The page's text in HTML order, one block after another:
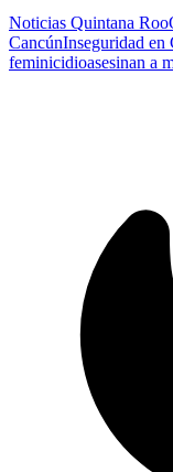
Noticias Quintana Roo
CancúnInseguridad en
feminicidioasesinan a